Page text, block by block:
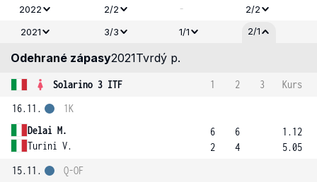
2022
2/2 -
2/2
2021
3/3 1/1 2/1
Odehrané zápasy2021Tvrdý p.
Solarino 3 ITF 1 2 3
Kurs
16.11.
Delai M.
Turini V.
1K
6
2
6
4
1.12
5.05
15.11.
Q-OF